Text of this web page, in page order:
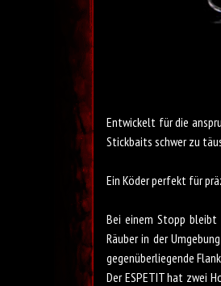
Fishus
Entwickelt für die
Stickbaits schwer zu
Ein Köder perfekt für
Bei einem Stopp
Räuber in der
gegenüberliegende
Der ESPETIT hat zwei